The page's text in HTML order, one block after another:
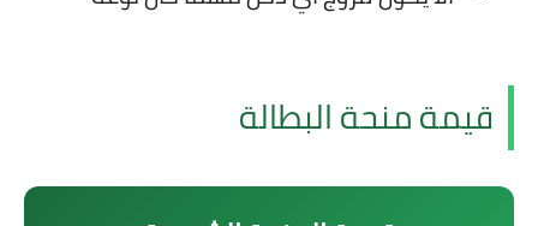
قيمة منحة البطالة